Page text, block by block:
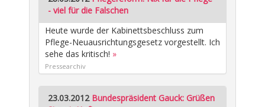
- viel für die Falschen
Heute wurde der Kabinettsbeschluss zum
Pflege-Neuausrichtungsgesetz vorgestellt. Ich
sehe das kritisch! »
Pressearchiv
23.03.2012 Bundespräsident Gauck: Grüßen